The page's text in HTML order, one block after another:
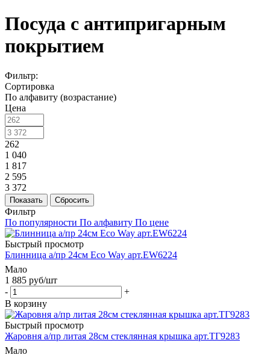
Посуда с антипригарным
покрытием
Фильтр:
Сортировка
По алфавиту (возрастание)
Цена
262
1 040
1 817
2 595
3 372
Показать Сбросить
Фильтр
По популярности По алфавиту По цене
Быстрый просмотр
Блинница а/пр 24см Eco Way арт.EW6224
Мало
1 885 руб/шт
-
+
В корзину
Быстрый просмотр
Жаровня а/пр литая 28см стеклянная крышка арт.ТГ9283
Мало